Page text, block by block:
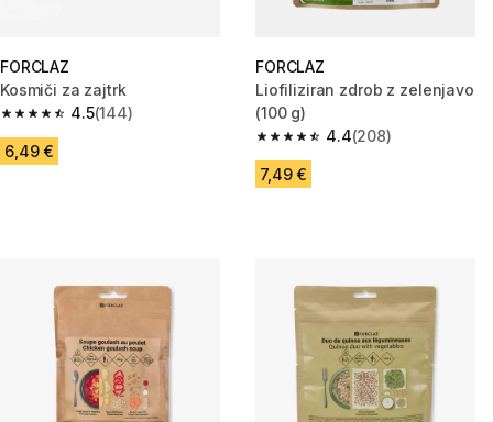
FORCLAZ
Kosmiči za zajtrk
4.5
4.5 od 5 zvezdic from 144 ocene
(144)
6,49 €
FORCLAZ
Liofiliziran zdrob z zelenjavo
(100 g)
4.4
4.4 od 5 zvezdic from 208
(208)
7,49 €